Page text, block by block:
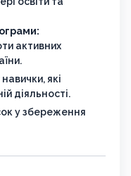
активних
які
діяльності.
у збереження